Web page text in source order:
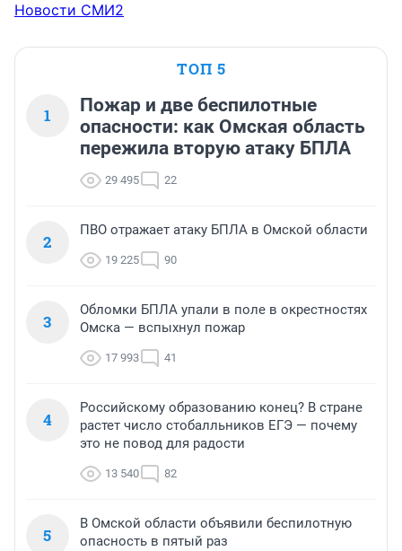
Новости СМИ2
ТОП 5
1
Пожар и две беспилотные
опасности: как Омская область
пережила вторую атаку БПЛА
29 495 22
2
ПВО отражает атаку БПЛА в Омской области
19 225 90
3
Обломки БПЛА упали в поле в окрестностях
Омска — вспыхнул пожар
17 993 41
4
Российскому образованию конец? В стране
растет число стобалльников ЕГЭ — почему
это не повод для радости
13 540 82
5
В Омской области объявили беспилотную
опасность в пятый раз